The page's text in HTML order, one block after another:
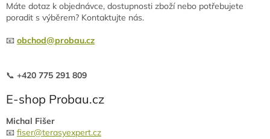
Máte dotaz k objednávce, dostupnosti zboží nebo potřebujete
poradit s výběrem? Kontaktujte nás.
📧 obchod@probau.cz
📞 +420 775 291 809
E-shop Probau.cz
Michal Fišer
📧 fiser@terasyexpert.cz